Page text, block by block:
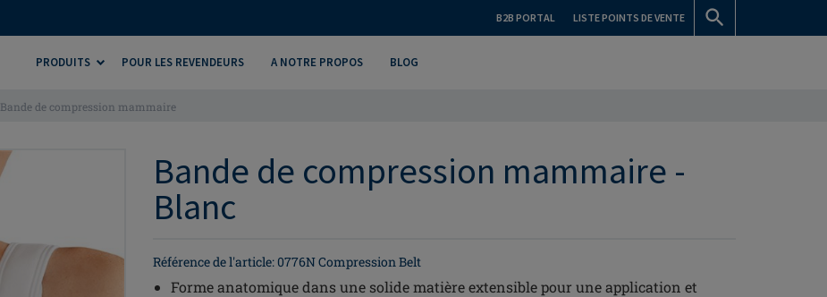
B2B PORTAL LISTE POINTS DE VENTE
PRODUITS POUR LES REVENDEURS A NOTRE PROPOS BLOG
Bande de compression mammaire
Bande de compression mammaire -
Blanc
Référence de l'article: 0776N Compression Belt
Forme anatomique dans une solide matière extensible pour une application et